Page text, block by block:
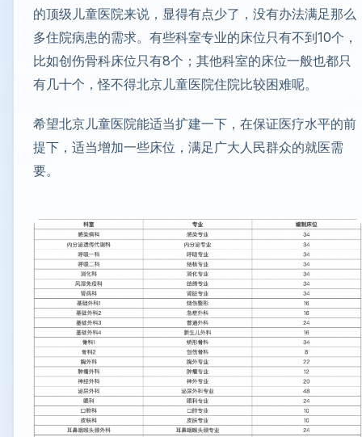
的顶级儿童医院来说，显得有点少了，没有办法满足那么
多住院病患的需求。有些科室专业的床位只有不到10个，
比如创伤骨科床位只有8个；其他科室的床位一般也都只
有几十个，怪不得北京儿童医院住院比较困难呢。
希望北京儿童医院能适当扩建一下，在保证医疗水平的前
提下，适当增加一些床位，满足广大人民群众的就医需
要。